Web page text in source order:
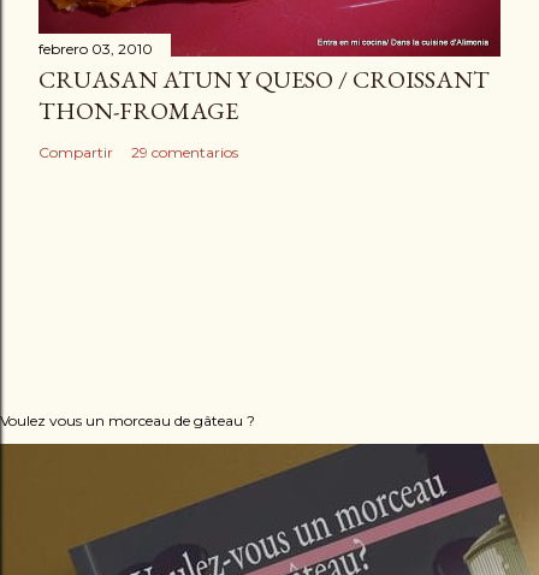
febrero 03, 2010
CRUASAN ATUN Y QUESO / CROISSANT
THON-FROMAGE
Compartir 29 comentarios
Voulez vous un morceau de gâteau ?